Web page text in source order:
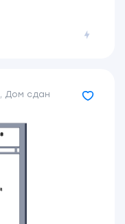
, Дом сдан